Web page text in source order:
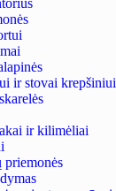
ir stovai krepšiniui
ir kilimėliai
priemonės